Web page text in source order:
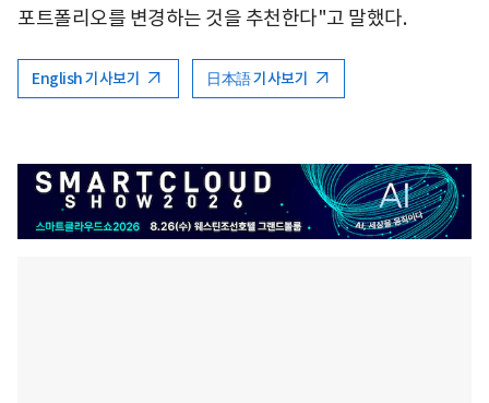
포트폴리오를 변경하는 것을 추천한다"고 말했다.
English 기사보기 日本語 기사보기